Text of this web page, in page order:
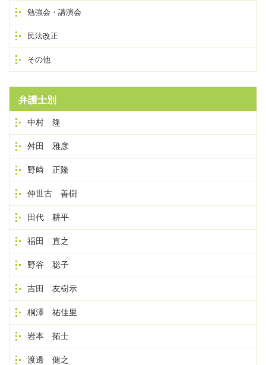
勉強会・講演会
民法改正
その他
弁護士別
中村 隆
舛田 雅彦
野﨑 正隆
仲世古 善樹
田代 耕平
福田 直之
野谷 聡子
吉田 友樹示
桐澤 祐佳里
岩本 拓士
渡邊 健之